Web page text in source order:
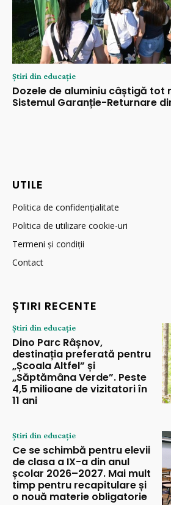
Știri din educație
Dozele de aluminiu câștigă tot
Sistemul Garanție-Returnare
UTILE
Politica de confidențialitate
Politica de utilizare cookie-uri
Termeni și condiții
Contact
ȘTIRI RECENTE
Știri din educație
Dino Parc Râșnov,
destinația preferată pentru
„Școala Altfel” și
„Săptămâna Verde”. Peste
4,5 milioane de vizitatori în
11 ani
Știri din educație
Ce se schimbă pentru elevii
de clasa a IX-a din anul
școlar 2026–2027. Mai mult
timp pentru recapitulare și
o nouă materie obligatorie